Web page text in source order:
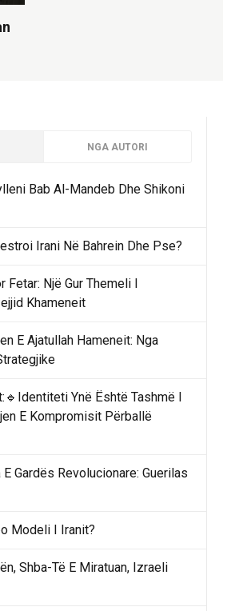
NGA AUTORI
Bab Al-Mandeb Dhe Shikoni
Irani Në Bahrein Dhe Pse?
Fetar: Një Gur Themeli I
Khameneit
E Ajatullah Hameneit: Nga
Ynë Është Tashmë I
E Kompromisit Përballë
Gardës Revolucionare: Guerilas
Modeli I Iranit?
Shba-Të E Miratuan, Izraeli